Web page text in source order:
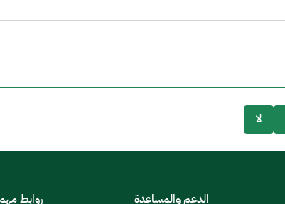
لا
الدعم والمساعدة روابط